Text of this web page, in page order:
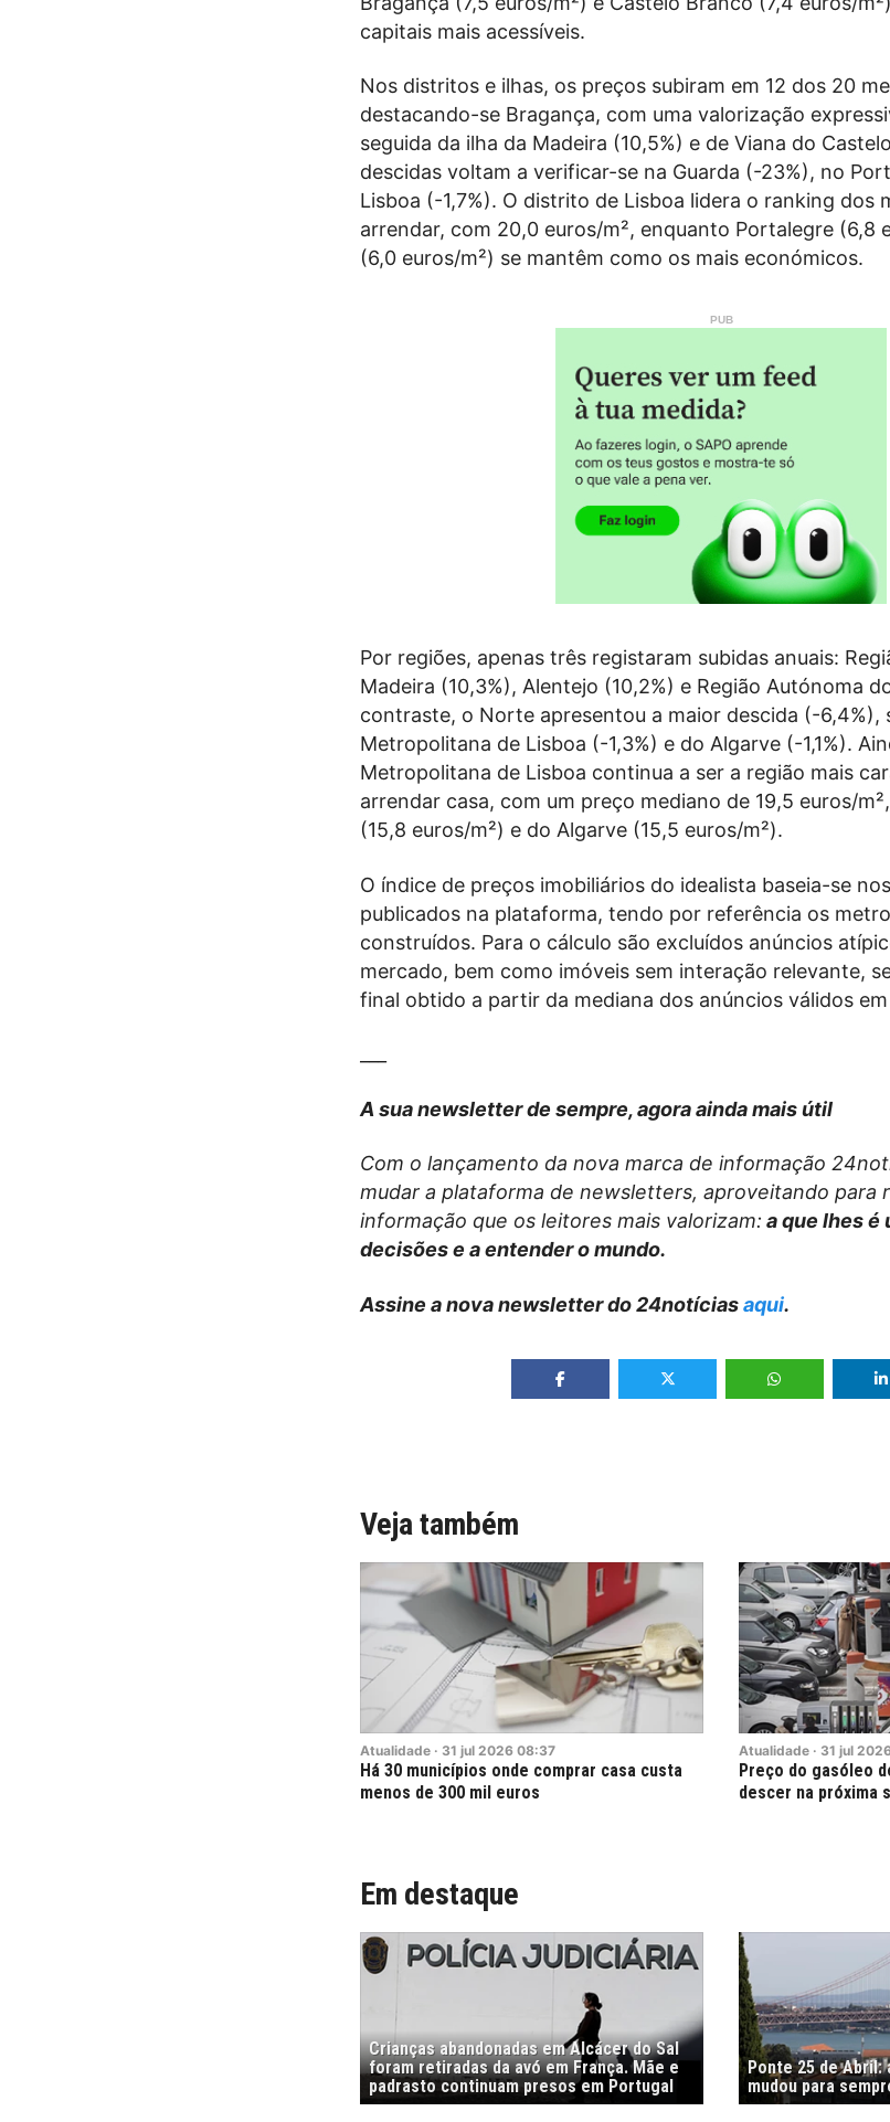
capitais mais acessíveis.
Nos distritos e ilhas, os preços subiram em 12 dos 20
destacando-se Bragança, com uma valorização
seguida da ilha da Madeira (10,5%) e de Viana do
descidas voltam a verificar-se na Guarda (-23%), no
Lisboa (-1,7%). O distrito de Lisboa lidera o ranking dos
arrendar, com 20,0 euros/m², enquanto Portalegre (6,8
(6,0 euros/m²) se mantêm como os mais económicos.
Por regiões, apenas três registaram subidas anuais:
Madeira (10,3%), Alentejo (10,2%) e Região Autónoma
contraste, o Norte apresentou a maior descida (-6,4%),
Metropolitana de Lisboa (-1,3%) e do Algarve (-1,1%).
Metropolitana de Lisboa continua a ser a região mais
arrendar casa, com um preço mediano de 19,5 euros/
(15,8 euros/m²) e do Algarve (15,5 euros/m²).
O índice de preços imobiliários do idealista baseia-se
publicados na plataforma, tendo por referência os
construídos. Para o cálculo são excluídos anúncios
mercado, bem como imóveis sem interação relevante,
final obtido a partir da mediana dos anúncios válidos
A sua newsletter de sempre, agora ainda mais útil
Com o lançamento da nova marca de informação
mudar a plataforma de newsletters, aproveitando para
informação que os leitores mais valorizam: a que lhes é
decisões e a entender o mundo.
Assine a nova newsletter do 24notíciasaqui.
Veja também
Atualidade · 31 jul 2026 08:37
Há 30 municípios onde comprar casa custa
menos de 300 mil euros
Atualidade · 31 jul
Preço do gasóleo
descer na próxima
Em destaque
Crianças abandonadas em Alcácer do Sal
foram retiradas da avó em França. Mãe e
padrasto continuam presos em Portugal
Ponte 25 de Abril:
mudou para